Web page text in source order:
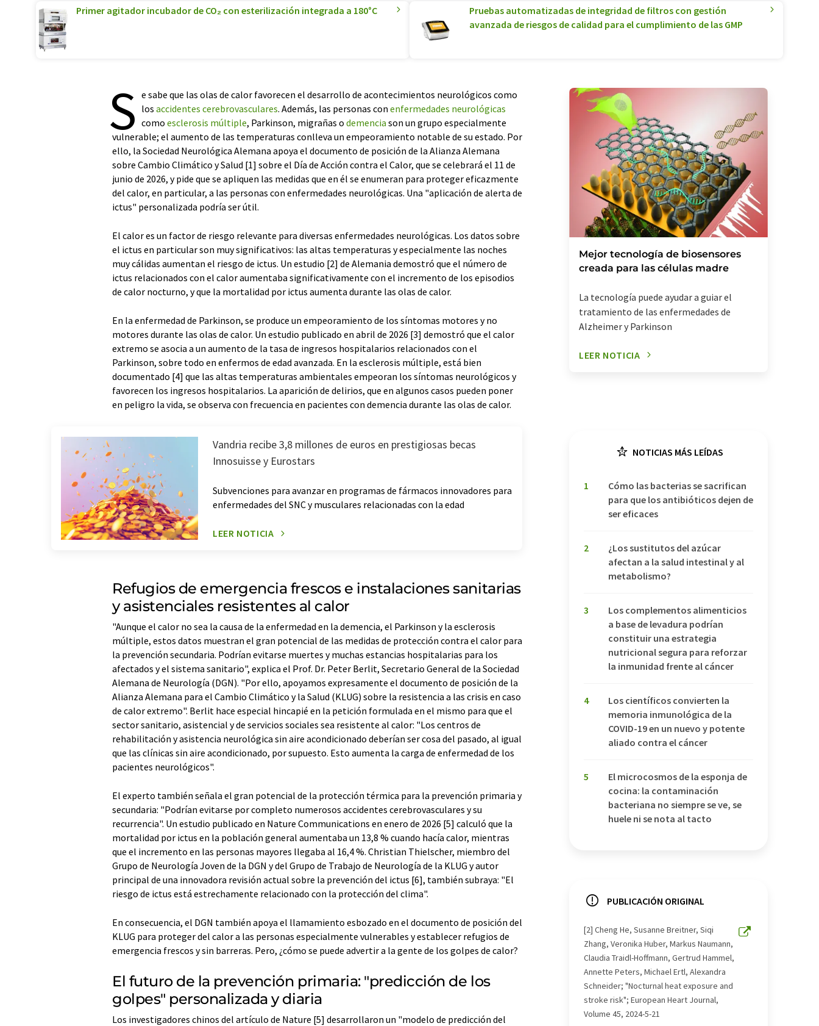
Primer agitador incubador de CO₂ con esterilización integrada a 180°C
Pruebas automatizadas de integridad de filtros con gestión
avanzada de riesgos de calidad para el cumplimiento de las GMP
S e sabe que las olas de calor favorecen el desarrollo de acontecimientos neurológicos como
los accidentes cerebrovasculares. Además, las personas con enfermedades neurológicas
como esclerosis múltiple, Parkinson, migrañas o demencia son un grupo especialmente
vulnerable; el aumento de las temperaturas conlleva un empeoramiento notable de su estado. Por
ello, la Sociedad Neurológica Alemana apoya el documento de posición de la Alianza Alemana
sobre Cambio Climático y Salud [1] sobre el Día de Acción contra el Calor, que se celebrará el 11 de
junio de 2026, y pide que se apliquen las medidas que en él se enumeran para proteger eficazmente
del calor, en particular, a las personas con enfermedades neurológicas. Una "aplicación de alerta de
ictus" personalizada podría ser útil.
El calor es un factor de riesgo relevante para diversas enfermedades neurológicas. Los datos sobre
el ictus en particular son muy significativos: las altas temperaturas y especialmente las noches
muy cálidas aumentan el riesgo de ictus. Un estudio [2] de Alemania demostró que el número de
ictus relacionados con el calor aumentaba significativamente con el incremento de los episodios
de calor nocturno, y que la mortalidad por ictus aumenta durante las olas de calor.
En la enfermedad de Parkinson, se produce un empeoramiento de los síntomas motores y no
motores durante las olas de calor. Un estudio publicado en abril de 2026 [3] demostró que el calor
extremo se asocia a un aumento de la tasa de ingresos hospitalarios relacionados con el
Parkinson, sobre todo en enfermos de edad avanzada. En la esclerosis múltiple, está bien
documentado [4] que las altas temperaturas ambientales empeoran los síntomas neurológicos y
favorecen los ingresos hospitalarios. La aparición de delirios, que en algunos casos pueden poner
en peligro la vida, se observa con frecuencia en pacientes con demencia durante las olas de calor.
Vandria recibe 3,8 millones de euros en prestigiosas becas
Innosuisse y Eurostars
Subvenciones para avanzar en programas de fármacos innovadores para
enfermedades del SNC y musculares relacionadas con la edad
LEER NOTICIA
Refugios de emergencia frescos e instalaciones sanitarias
y asistenciales resistentes al calor
"Aunque el calor no sea la causa de la enfermedad en la demencia, el Parkinson y la esclerosis
múltiple, estos datos muestran el gran potencial de las medidas de protección contra el calor para
la prevención secundaria. Podrían evitarse muertes y muchas estancias hospitalarias para los
afectados y el sistema sanitario", explica el Prof. Dr. Peter Berlit, Secretario General de la Sociedad
Alemana de Neurología (DGN). "Por ello, apoyamos expresamente el documento de posición de la
Alianza Alemana para el Cambio Climático y la Salud (KLUG) sobre la resistencia a las crisis en caso
de calor extremo". Berlit hace especial hincapié en la petición formulada en el mismo para que el
sector sanitario, asistencial y de servicios sociales sea resistente al calor: "Los centros de
rehabilitación y asistencia neurológica sin aire acondicionado deberían ser cosa del pasado, al igual
que las clínicas sin aire acondicionado, por supuesto. Esto aumenta la carga de enfermedad de los
pacientes neurológicos".
El experto también señala el gran potencial de la protección térmica para la prevención primaria y
secundaria: "Podrían evitarse por completo numerosos accidentes cerebrovasculares y su
recurrencia". Un estudio publicado en Nature Communications en enero de 2026 [5] calculó que la
mortalidad por ictus en la población general aumentaba un 13,8 % cuando hacía calor, mientras
que el incremento en las personas mayores llegaba al 16,4 %. Christian Thielscher, miembro del
Grupo de Neurología Joven de la DGN y del Grupo de Trabajo de Neurología de la KLUG y autor
principal de una innovadora revisión actual sobre la prevención del ictus [6], también subraya: "El
riesgo de ictus está estrechamente relacionado con la protección del clima".
En consecuencia, el DGN también apoya el llamamiento esbozado en el documento de posición del
KLUG para proteger del calor a las personas especialmente vulnerables y establecer refugios de
emergencia frescos y sin barreras. Pero, ¿cómo se puede advertir a la gente de los golpes de calor?
El futuro de la prevención primaria: "predicción de los
golpes" personalizada y diaria
Los investigadores chinos del artículo de Nature [5] desarrollaron un "modelo de predicción del
Mejor tecnología de biosensores
creada para las células madre
La tecnología puede ayudar a guiar el
tratamiento de las enfermedades de
Alzheimer y Parkinson
LEER NOTICIA
NOTICIAS MÁS LEÍDAS
1
Cómo las bacterias se sacrifican
para que los antibióticos dejen de
ser eficaces
2
¿Los sustitutos del azúcar
afectan a la salud intestinal y al
metabolismo?
3
Los complementos alimenticios
a base de levadura podrían
constituir una estrategia
nutricional segura para reforzar
la inmunidad frente al cáncer
4
Los científicos convierten la
memoria inmunológica de la
COVID-19 en un nuevo y potente
aliado contra el cáncer
5
El microcosmos de la esponja de
cocina: la contaminación
bacteriana no siempre se ve, se
huele ni se nota al tacto
PUBLICACIÓN ORIGINAL
[2] Cheng He, Susanne Breitner, Siqi
Zhang, Veronika Huber, Markus Naumann,
Claudia Traidl-Hoffmann, Gertrud Hammel,
Annette Peters, Michael Ertl, Alexandra
Schneider; "Nocturnal heat exposure and
stroke risk"; European Heart Journal,
Volume 45, 2024-5-21